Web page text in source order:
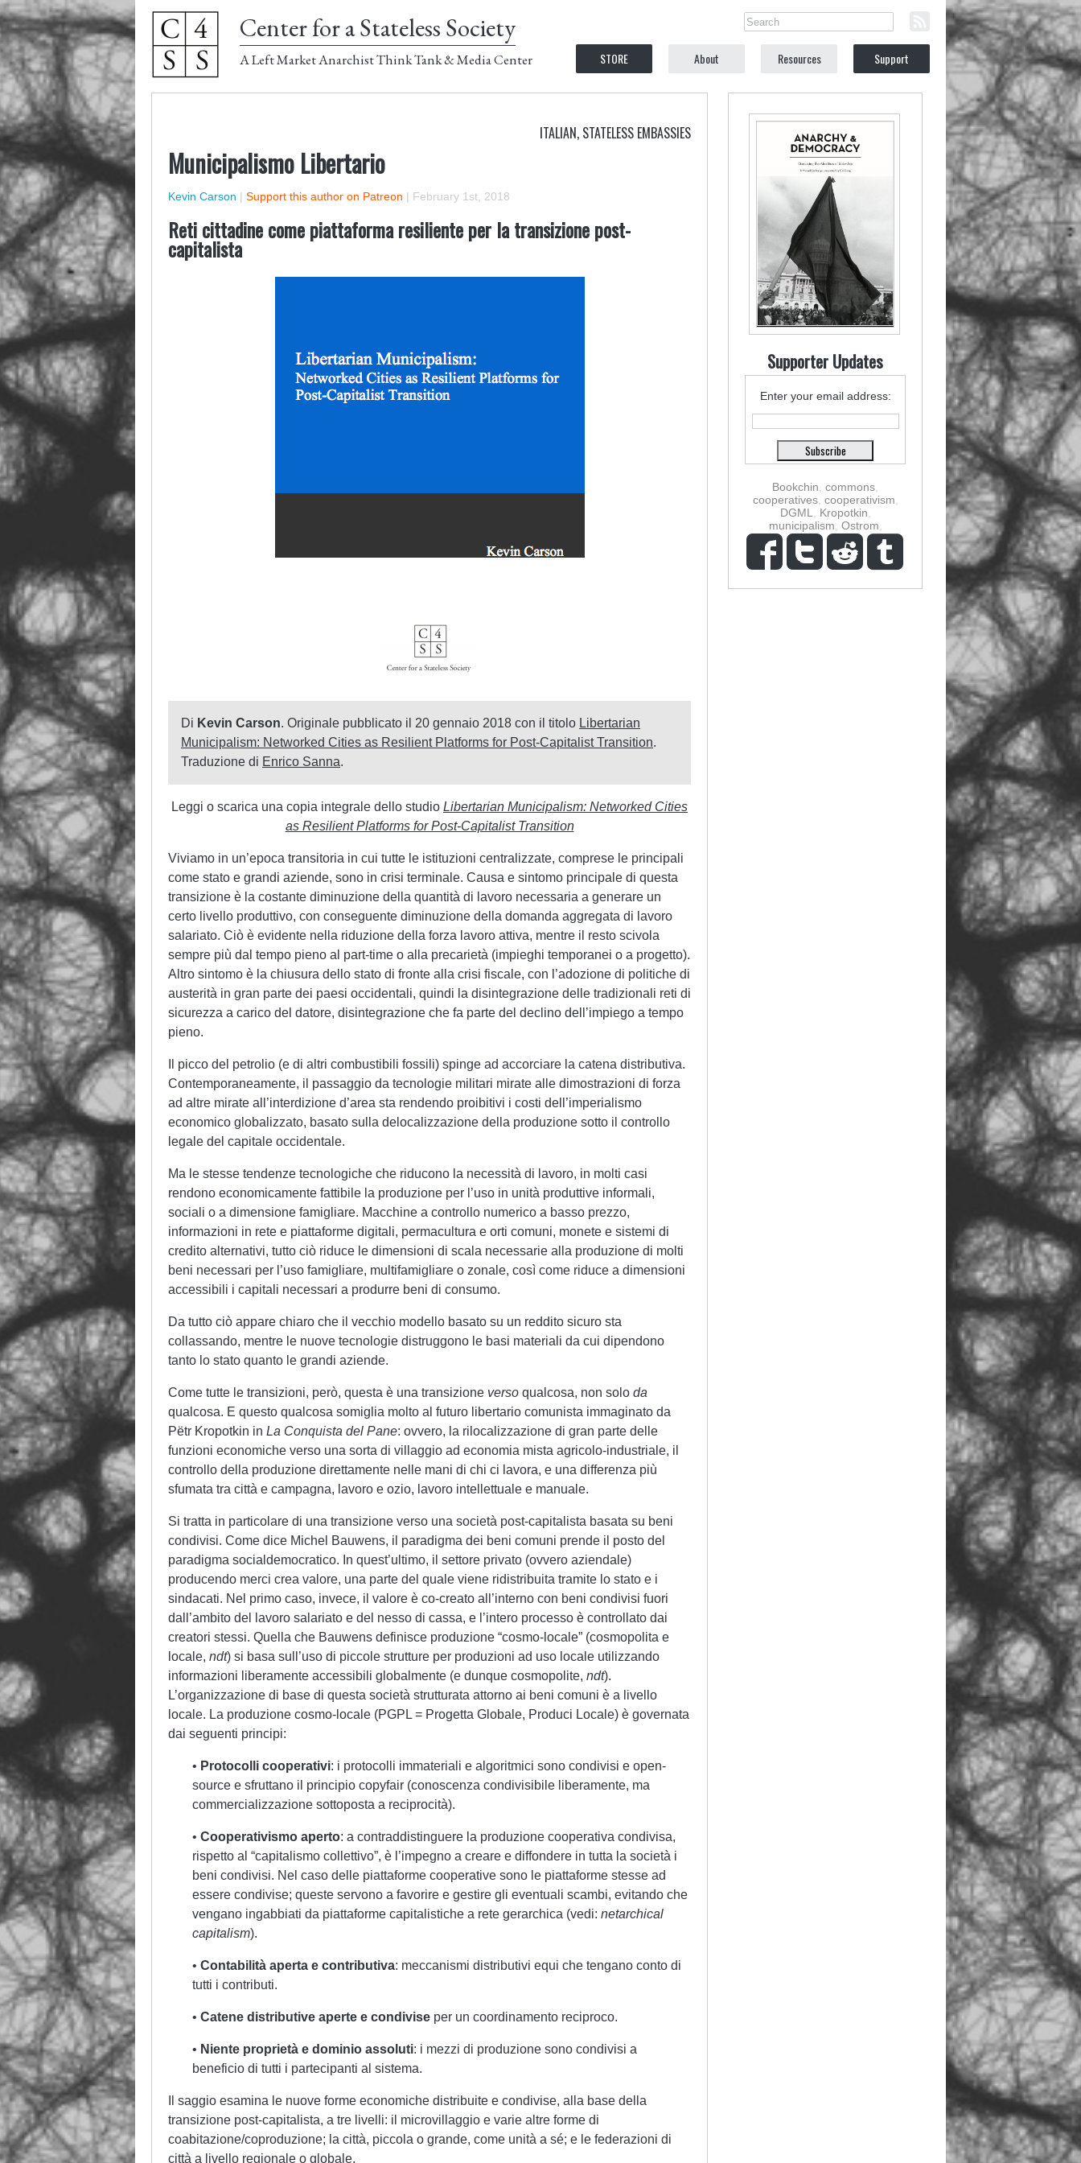
Center for a Stateless Society
A Left Market Anarchist Think Tank & Media Center STORE About Resources Support
ITALIAN, STATELESS EMBASSIES
Municipalismo Libertario
Kevin Carson | Support this author on Patreon | February 1st, 2018
Reti cittadine come piattaforma resiliente per la transizione post-
capitalista
Di Kevin Carson. Originale pubblicato il 20 gennaio 2018 con il titolo Libertarian
Municipalism: Networked Cities as Resilient Platforms for Post-Capitalist Transition.
Traduzione di Enrico Sanna.
Leggi o scarica una copia integrale dello studio Libertarian Municipalism: Networked Cities
as Resilient Platforms for Post-Capitalist Transition
Viviamo in un’epoca transitoria in cui tutte le istituzioni centralizzate, comprese le principali
come stato e grandi aziende, sono in crisi terminale. Causa e sintomo principale di questa
transizione è la costante diminuzione della quantità di lavoro necessaria a generare un
certo livello produttivo, con conseguente diminuzione della domanda aggregata di lavoro
salariato. Ciò è evidente nella riduzione della forza lavoro attiva, mentre il resto scivola
sempre più dal tempo pieno al part-time o alla precarietà (impieghi temporanei o a progetto).
Altro sintomo è la chiusura dello stato di fronte alla crisi fiscale, con l’adozione di politiche di
austerità in gran parte dei paesi occidentali, quindi la disintegrazione delle tradizionali reti di
sicurezza a carico del datore, disintegrazione che fa parte del declino dell’impiego a tempo
pieno.
Il picco del petrolio (e di altri combustibili fossili) spinge ad accorciare la catena distributiva.
Contemporaneamente, il passaggio da tecnologie militari mirate alle dimostrazioni di forza
ad altre mirate all’interdizione d’area sta rendendo proibitivi i costi dell’imperialismo
economico globalizzato, basato sulla delocalizzazione della produzione sotto il controllo
legale del capitale occidentale.
Ma le stesse tendenze tecnologiche che riducono la necessità di lavoro, in molti casi
rendono economicamente fattibile la produzione per l’uso in unità produttive informali,
sociali o a dimensione famigliare. Macchine a controllo numerico a basso prezzo,
informazioni in rete e piattaforme digitali, permacultura e orti comuni, monete e sistemi di
credito alternativi, tutto ciò riduce le dimensioni di scala necessarie alla produzione di molti
beni necessari per l’uso famigliare, multifamigliare o zonale, così come riduce a dimensioni
accessibili i capitali necessari a produrre beni di consumo.
Da tutto ciò appare chiaro che il vecchio modello basato su un reddito sicuro sta
collassando, mentre le nuove tecnologie distruggono le basi materiali da cui dipendono
tanto lo stato quanto le grandi aziende.
Come tutte le transizioni, però, questa è una transizione verso qualcosa, non solo da
qualcosa. E questo qualcosa somiglia molto al futuro libertario comunista immaginato da
Pëtr Kropotkin in La Conquista del Pane: ovvero, la rilocalizzazione di gran parte delle
funzioni economiche verso una sorta di villaggio ad economia mista agricolo-industriale, il
controllo della produzione direttamente nelle mani di chi ci lavora, e una differenza più
sfumata tra città e campagna, lavoro e ozio, lavoro intellettuale e manuale.
Si tratta in particolare di una transizione verso una società post-capitalista basata su beni
condivisi. Come dice Michel Bauwens, il paradigma dei beni comuni prende il posto del
paradigma socialdemocratico. In quest’ultimo, il settore privato (ovvero aziendale)
producendo merci crea valore, una parte del quale viene ridistribuita tramite lo stato e i
sindacati. Nel primo caso, invece, il valore è co-creato all’interno con beni condivisi fuori
dall’ambito del lavoro salariato e del nesso di cassa, e l’intero processo è controllato dai
creatori stessi. Quella che Bauwens definisce produzione “cosmo-locale” (cosmopolita e
locale, ndt) si basa sull’uso di piccole strutture per produzioni ad uso locale utilizzando
informazioni liberamente accessibili globalmente (e dunque cosmopolite, ndt).
L’organizzazione di base di questa società strutturata attorno ai beni comuni è a livello
locale. La produzione cosmo-locale (PGPL = Progetta Globale, Produci Locale) è governata
dai seguenti principi:
• Protocolli cooperativi: i protocolli immateriali e algoritmici sono condivisi e open-
source e sfruttano il principio copyfair (conoscenza condivisibile liberamente, ma
commercializzazione sottoposta a reciprocità).
• Cooperativismo aperto: a contraddistinguere la produzione cooperativa condivisa,
rispetto al “capitalismo collettivo”, è l’impegno a creare e diffondere in tutta la società i
beni condivisi. Nel caso delle piattaforme cooperative sono le piattaforme stesse ad
essere condivise; queste servono a favorire e gestire gli eventuali scambi, evitando che
vengano ingabbiati da piattaforme capitalistiche a rete gerarchica (vedi: netarchical
capitalism).
• Contabilità aperta e contributiva: meccanismi distributivi equi che tengano conto di
tutti i contributi.
• Catene distributive aperte e condivise per un coordinamento reciproco.
• Niente proprietà e dominio assoluti: i mezzi di produzione sono condivisi a
beneficio di tutti i partecipanti al sistema.
Il saggio esamina le nuove forme economiche distribuite e condivise, alla base della
transizione post-capitalista, a tre livelli: il microvillaggio e varie altre forme di
coabitazione/coproduzione; la città, piccola o grande, come unità a sé; e le federazioni di
città a livello regionale o globale.
Supporter Updates
Enter your email address:
Bookchin commons
cooperatives, cooperativism
DGML
Kropotkin
municipalism Ostrom